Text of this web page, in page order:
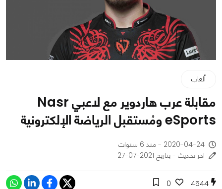
ألعاب
مقابلة عرب هاردوير مع لاعبي Nasr
eSports ومُستقبل الرياضة الإلكترونية
2020-04-24 - منذ 6 سنوات
اخر تحديث - بتاريخ 2021-07-27
4544
0